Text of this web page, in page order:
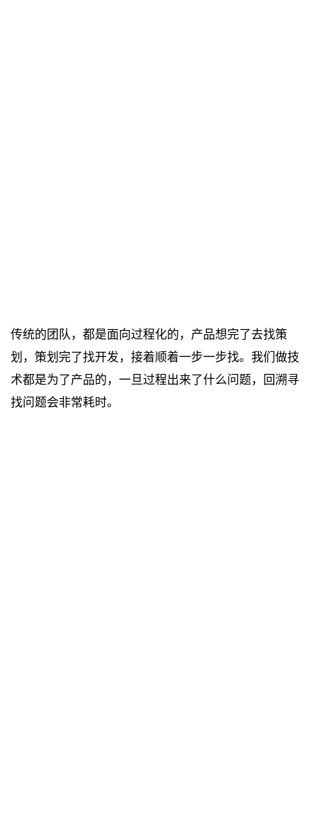
传统的团队，都是面向过程化的，产品想完了去找策
划，策划完了找开发，接着顺着一步一步找。我们做技
术都是为了产品的，一旦过程出来了什么问题，回溯寻
找问题会非常耗时。